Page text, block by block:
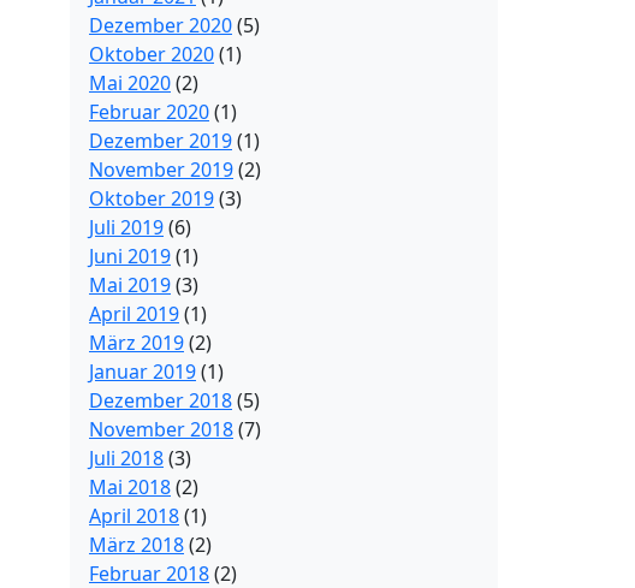
Dezember 2020(5)
Oktober 2020(1)
Mai 2020(2)
Februar 2020(1)
Dezember 2019(1)
November 2019(2)
Oktober 2019(3)
Juli 2019(6)
Juni 2019(1)
Mai 2019(3)
April 2019(1)
März 2019(2)
Januar 2019(1)
Dezember 2018(5)
November 2018(7)
Juli 2018(3)
Mai 2018(2)
April 2018(1)
März 2018(2)
Februar 2018(2)